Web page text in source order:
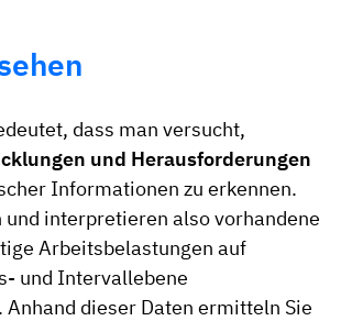
dass man versucht,
und Herausforderungen
Informationen zu erkennen.
und interpretieren also vorhandene
Arbeitsbelastungen auf
und Intervallebene
Anhand dieser Daten ermitteln Sie